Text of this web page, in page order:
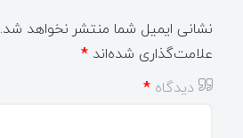
نشانی ایمیل شما منتشر نخواهد شد.
علامت‌گذاری شده‌اند *
دیدگاه *